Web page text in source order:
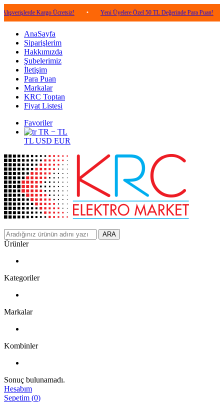
Kargo Ücretsiz! • Yeni Üyelere Özel 50 TL Değerinde Para Puan! •
AnaSayfa
Siparişlerim
Hakkımızda
Şubelerimiz
İletişim
Para Puan
Markalar
KRC Toptan
Fiyat Listesi
Favoriler
TR − TL
TL USD EUR
ARA
Ürünler
Kategoriler
Markalar
Kombinler
Sonuç bulunamadı.
Hesabım
Sepetim (0)